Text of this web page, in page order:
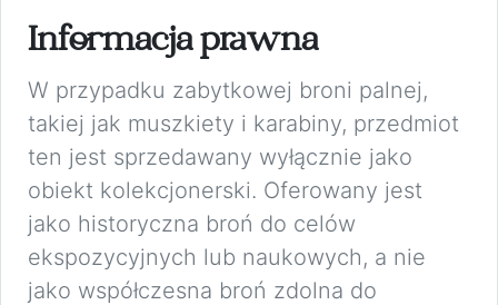
Informacja prawna
W przypadku zabytkowej broni palnej,
takiej jak muszkiety i karabiny, przedmiot
ten jest sprzedawany wyłącznie jako
obiekt kolekcjonerski. Oferowany jest
jako historyczna broń do celów
ekspozycyjnych lub naukowych, a nie
jako współczesna broń zdolna do